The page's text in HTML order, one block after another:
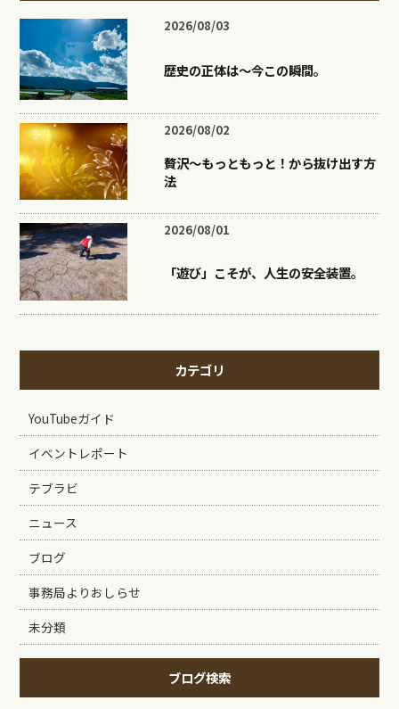
2026/08/03
歴史の正体は〜今この瞬間。
2026/08/02
贅沢〜もっともっと！から抜け出す方
法
2026/08/01
「遊び」こそが、人生の安全装置。
カテゴリ
YouTubeガイド
イベントレポート
テブラビ
ニュース
ブログ
事務局よりおしらせ
未分類
ブログ検索